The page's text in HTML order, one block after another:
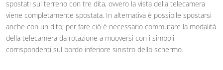
spostati sul terreno con tre dita, ovvero la vista della telecamera
viene completamente spostata. In alternativa è possibile spostarsi
anche con un dito; per fare ciò è necessario commutare la modalità
della telecamera da rotazione a muoversi con i simboli
corrispondenti sul bordo inferiore sinistro dello schermo.